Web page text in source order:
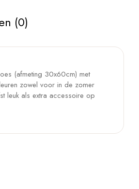
(0)
(afmeting 30x60cm) met
zowel voor in de zomer
leuk als extra accessoire op